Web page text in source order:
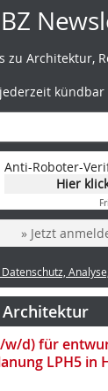
zu Architektur,
kündbar
Anti-Roboter-
Hier
» Jetzt
w/d) für
LPH5 in